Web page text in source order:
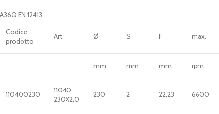
A36Q EN 12413
Codice
prodotto
Art. Ø S F max.
mm mm mm rpm
110400230
11040
230X2,0
230 2 22,23 6600